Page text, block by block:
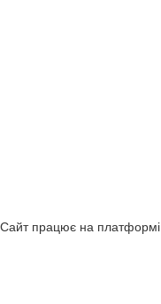
Сайт працює на платформі